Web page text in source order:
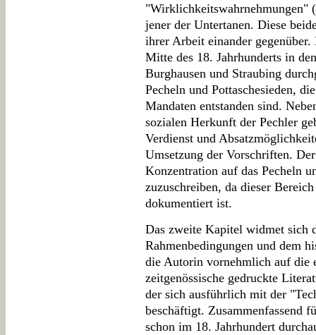
"Wirklichkeitswahrnehmungen"
jener der Untertanen. Diese
ihrer Arbeit einander
Mitte des 18. Jahrhunderts in
Burghausen und Straubing
Pecheln und Pottaschesieden,
Mandaten entstanden sind.
sozialen Herkunft der Pechler
Verdienst und
Umsetzung der Vorschriften.
Konzentration auf das Pecheln
zuzuschreiben, da dieser
dokumentiert ist.
Das zweite Kapitel widmet sich
Rahmenbedingungen und dem
die Autorin vornehmlich auf die
zeitgenössische gedruckte
der sich ausführlich mit der
beschäftigt. Zusammenfassend
schon im 18. Jahrhundert